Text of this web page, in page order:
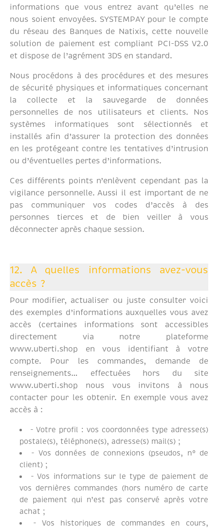
informations que vous entrez avant qu’elles ne
nous soient envoyées. SYSTEMPAY pour le compte
du réseau des Banques de Natixis, cette nouvelle
solution de paiement est compliant PCI-DSS V2.0
et dispose de l’agrément 3DS en standard.
Nous procédons à des procédures et des mesures
de sécurité physiques et informatiques concernant
la collecte et la sauvegarde de données
personnelles de nos utilisateurs et clients. Nos
systèmes informatiques sont sélectionnés et
installés afin d’assurer la protection des données
en les protégeant contre les tentatives d’intrusion
ou d’éventuelles pertes d’informations.
Ces différents points n’enlèvent cependant pas la
vigilance personnelle. Aussi il est important de ne
pas communiquer vos codes d’accès à des
personnes tierces et de bien veiller à vous
déconnecter après chaque session.
12. A quelles informations avez-vous
accès ?
Pour modifier, actualiser ou juste consulter voici
des exemples d’informations auxquelles vous avez
accès (certaines informations sont accessibles
directement via notre plateforme
www.uberti.shop en vous identifiant à votre
compte. Pour les commandes, demande de
renseignements… effectuées hors du site
www.uberti.shop nous vous invitons à nous
contacter pour les obtenir. En exemple vous avez
accès à :
- Votre profil : vos coordonnées type adresse(s)
postale(s), téléphone(s), adresse(s) mail(s) ;
- Vos données de connexions (pseudos, n° de
client) ;
- Vos informations sur le type de paiement de
vos dernières commandes (hors numéro de carte
de paiement qui n’est pas conservé après votre
achat ;
- Vos historiques de commandes en cours,